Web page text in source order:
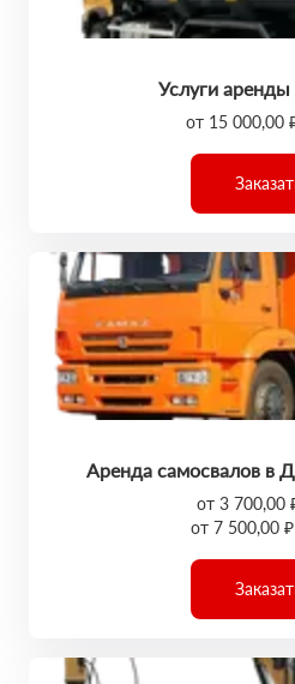
Услуги
от 15 000,00
Аренда самосвалов в
от 3 700,00
от 7 500,00